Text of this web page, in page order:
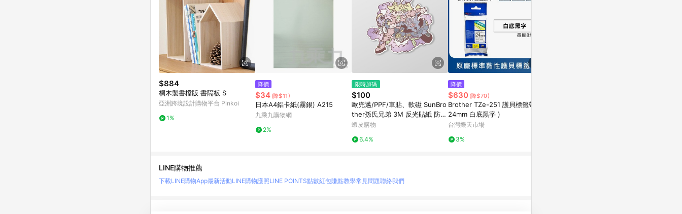
$884
桐木製書檔版 書隔板 S
亞洲跨境設計購物平台 Pinkoi
1%
降價
$34 (降$11)
日本A4鋁卡紙(霧銀) A215
九乘九購物網
2%
限時加碼
$100
歐兜邁/PPF/車貼、軟磁 SunBro
ther孫氏兄弟 3M 反光貼紙 防水
貼紙 車貼貼紙 軟性磁貼
蝦皮購物
6.4%
降價
$630 (降$70)
Brother TZe-251 護貝標籤帶 (
24mm 白底黑字 )
台灣樂天市場
3%
LINE購物推薦
下載LINE購物App最新活動LINE購物護照LINE POINTS點數紅包賺點教學常見問題聯絡我們